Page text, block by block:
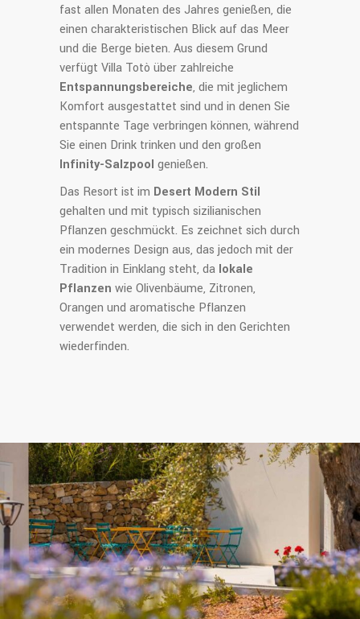
fast allen Monaten des Jahres genießen, die
einen charakteristischen Blick auf das Meer
und die Berge bieten. Aus diesem Grund
verfügt Villa Totò über zahlreiche
Entspannungsbereiche, die mit jeglichem
Komfort ausgestattet sind und in denen Sie
entspannte Tage verbringen können, während
Sie einen Drink trinken und den großen
Infinity-Salzpool genießen.
Das Resort ist im Desert Modern Stil
gehalten und mit typisch sizilianischen
Pflanzen geschmückt. Es zeichnet sich durch
ein modernes Design aus, das jedoch mit der
Tradition in Einklang steht, da lokale
Pflanzen wie Olivenbäume, Zitronen,
Orangen und aromatische Pflanzen
verwendet werden, die sich in den Gerichten
wiederfinden.